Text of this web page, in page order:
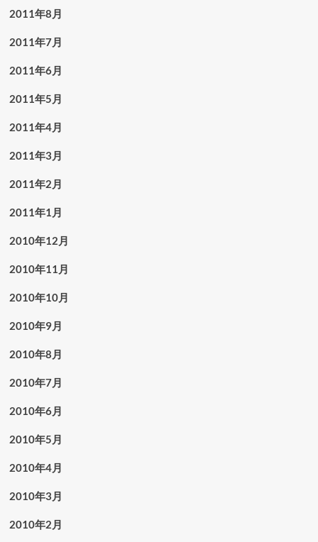
2011年8月
2011年7月
2011年6月
2011年5月
2011年4月
2011年3月
2011年2月
2011年1月
2010年12月
2010年11月
2010年10月
2010年9月
2010年8月
2010年7月
2010年6月
2010年5月
2010年4月
2010年3月
2010年2月